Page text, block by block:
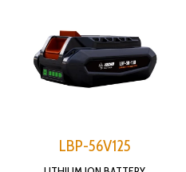
LBP-56V125